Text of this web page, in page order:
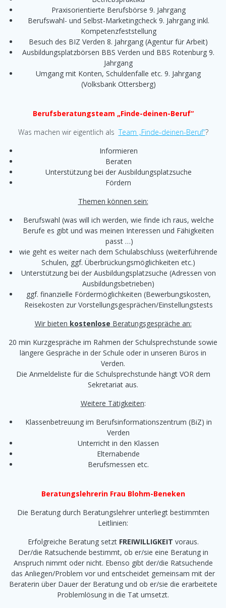
Praxisorientierte Berufsbörse 9. Jahrgang
Berufswahl- und Selbst-Marketingcheck 9. Jahrgang inkl.
Kompetenzfeststellung
Besuch des BIZ Verden 8. Jahrgang (Agentur für Arbeit)
Ausbildungsplatzbörsen BBS Verden und BBS Rotenburg 9.
Jahrgang
Umgang mit Konten, Schuldenfalle etc. 9. Jahrgang
(Volksbank Ottersberg)
Berufsberatungsteam „Finde-deinen-Beruf“
Was machen wir eigentlich als Team „Finde-deinen-Beruf“?
Informieren
Beraten
Unterstützung bei der Ausbildungsplatzsuche
Fördern
Themen können sein:
Berufswahl (was will ich werden, wie finde ich raus, welche
Berufe es gibt und was meinen Interessen und Fähigkeiten
passt …)
wie geht es weiter nach dem Schulabschluss (weiterführende
Schulen, ggf. Überbrückungsmöglichkeiten etc.)
Unterstützung bei der Ausbildungsplatzsuche (Adressen von
Ausbildungsbetrieben)
ggf. finanzielle Fördermöglichkeiten (Bewerbungskosten,
Reisekosten zur Vorstellungsgesprächen/Einstellungstests
Wir bieten kostenlose Beratungsgespräche an:
20 min Kurzgespräche im Rahmen der Schulsprechstunde sowie
längere Gespräche in der Schule oder in unseren Büros in
Verden.
Die Anmeldeliste für die Schulsprechstunde hängt VOR dem
Sekretariat aus.
Weitere Tätigkeiten:
Klassenbetreuung im Berufsinformationszentrum (BiZ) in
Verden
Unterricht in den Klassen
Elternabende
Berufsmessen etc.
Beratungslehrerin Frau Blohm-Beneken
Die Beratung durch Beratungslehrer unterliegt bestimmten
Leitlinien:
Erfolgreiche Beratung setzt FREIWILLIGKEIT voraus.
Der/die Ratsuchende bestimmt, ob er/sie eine Beratung in
Anspruch nimmt oder nicht. Ebenso gibt der/die Ratsuchende
das Anliegen/Problem vor und entscheidet gemeinsam mit der
Beraterin über Dauer der Beratung und ob er/sie die erarbeitete
Problemlösung in die Tat umsetzt.